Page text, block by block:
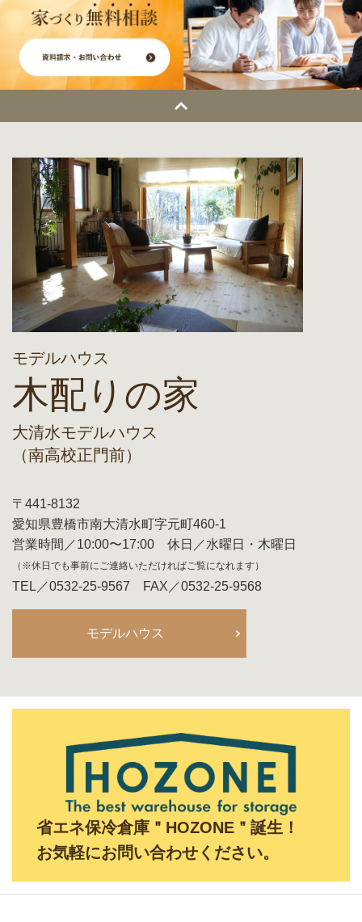
モデルハウス
木配りの家
大清水モデルハウス
（南高校正門前）
〒441-8132
愛知県豊橋市南大清水町字元町460-1
営業時間／10:00〜17:00 休日／水曜日・木曜日
（※休日でも事前にご連絡いただければご覧になれます）
TEL／0532-25-9567 FAX／0532-25-9568
モデルハウス
省エネ保冷倉庫＂HOZONE＂誕生！
お気軽にお問い合わせください。